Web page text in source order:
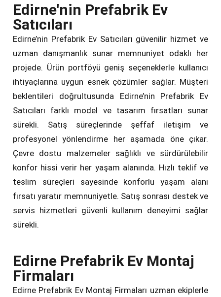
Edirne'nin Prefabrik Ev
Satıcıları
Edirne’nin Prefabrik Ev Satıcıları güvenilir hizmet ve
uzman danışmanlık sunar memnuniyet odaklı her
projede. Ürün portföyü geniş seçeneklerle kullanıcı
ihtiyaçlarına uygun esnek çözümler sağlar. Müşteri
beklentileri doğrultusunda Edirne’nin Prefabrik Ev
Satıcıları farklı model ve tasarım fırsatları sunar
sürekli. Satış süreçlerinde şeffaf iletişim ve
profesyonel yönlendirme her aşamada öne çıkar.
Çevre dostu malzemeler sağlıklı ve sürdürülebilir
konfor hissi verir her yaşam alanında. Hızlı teklif ve
teslim süreçleri sayesinde konforlu yaşam alanı
fırsatı yaratır memnuniyetle. Satış sonrası destek ve
servis hizmetleri güvenli kullanım deneyimi sağlar
sürekli.
Edirne Prefabrik Ev Montaj
Firmaları
Edirne Prefabrik Ev Montaj Firmaları uzman ekiplerle